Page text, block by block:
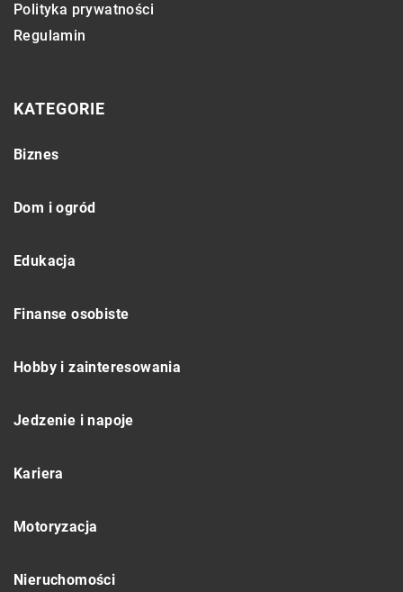
Polityka prywatności
Regulamin
KATEGORIE
Biznes
Dom i ogród
Edukacja
Finanse osobiste
Hobby i zainteresowania
Jedzenie i napoje
Kariera
Motoryzacja
Nieruchomości